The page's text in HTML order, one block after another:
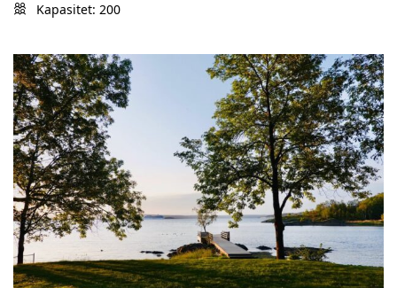
Kapasitet: 200